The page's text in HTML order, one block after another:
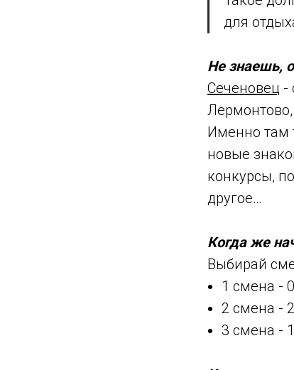
для
Не знаешь,
Сеченовец -
Именно там
новые
конкурсы,
другое…
Когда же
Выбирай
1 смена -
2 смена -
3 смена -